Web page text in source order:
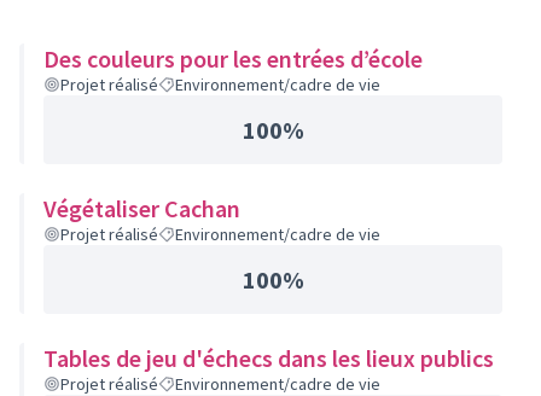
Des couleurs pour les entrées d’école
Projet réalisé Environnement/cadre de vie
100%
Végétaliser Cachan
Projet réalisé Environnement/cadre de vie
100%
Tables de jeu d'échecs dans les lieux publics
Projet réalisé Environnement/cadre de vie